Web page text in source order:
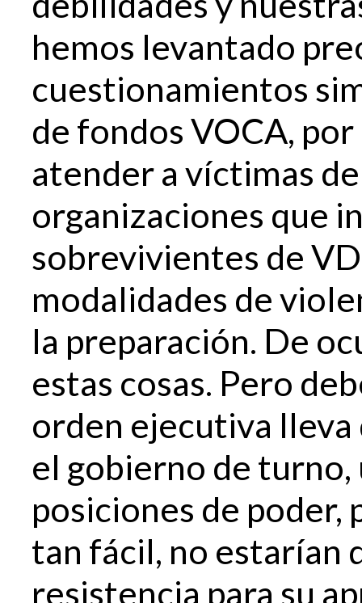
hemos levantado
cuestionamientos
de fondos VOCA,
atender a víctimas
organizaciones que
sobrevivientes de
modalidades de
la preparación. De
estas cosas. Pero
orden ejecutiva lleva
el gobierno de
posiciones de poder,
tan fácil, no estarían
resistencia para su